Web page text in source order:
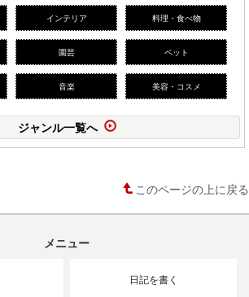
インテリア 料理・食べ物
園芸 ペット
音楽 美容・コスメ
ジャンル一覧へ
このページの上に戻る
メニュー
日記を書く